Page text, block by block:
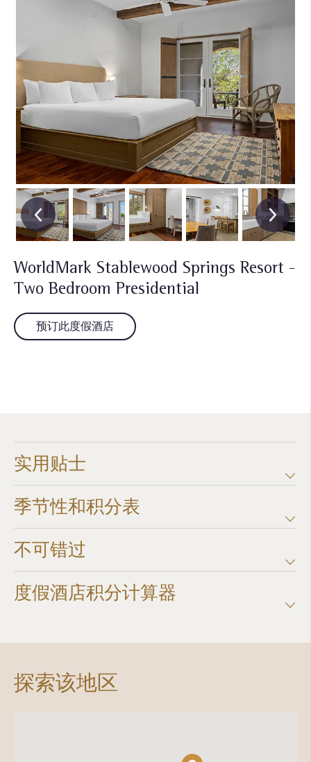
WorldMark Stablewood Springs Resort -
Two Bedroom Presidential
预订此度假酒店
实用贴士
季节性和积分表
不可错过
度假酒店积分计算器​
探索该地区